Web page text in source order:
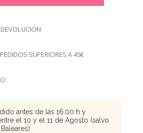
SUPERIORES A 45€
antes de las 16:00 h y
el 10 y el 11 de Agosto (salvo